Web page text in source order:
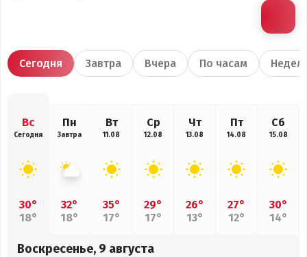
Сегодня Завтра Вчера По часам
Вс
Сегодня
30°
18°
Пн
Завтра
32°
18°
Вт
11.08
35°
17°
Ср
12.08
29°
17°
Чт
13.08
26°
13°
Пт
14.08
27°
12°
Сб
15.08
30°
14°
Воскресенье, 9 августа